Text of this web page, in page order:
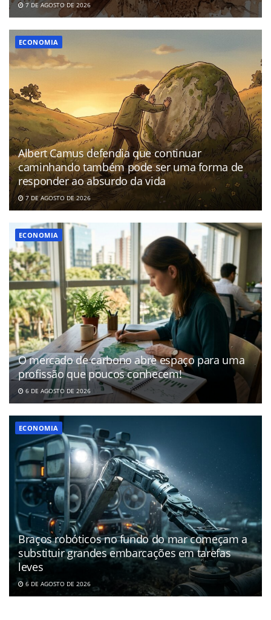
7 DE AGOSTO DE 2026
ECONOMIA
Albert Camus defendia que continuar
caminhando também pode ser uma forma de
responder ao absurdo da vida
7 DE AGOSTO DE 2026
ECONOMIA
O mercado de carbono abre espaço para uma
profissão que poucos conhecem!
6 DE AGOSTO DE 2026
ECONOMIA
Braços robóticos no fundo do mar começam a
substituir grandes embarcações em tarefas
leves
6 DE AGOSTO DE 2026